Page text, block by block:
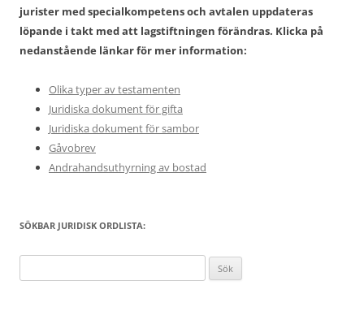
jurister med specialkompetens och avtalen uppdateras
löpande i takt med att lagstiftningen förändras. Klicka på
nedanstående länkar för mer information:
Olika typer av testamenten
Juridiska dokument för gifta
Juridiska dokument för sambor
Gåvobrev
Andrahandsuthyrning av bostad
SÖKBAR JURIDISK ORDLISTA:
efter: